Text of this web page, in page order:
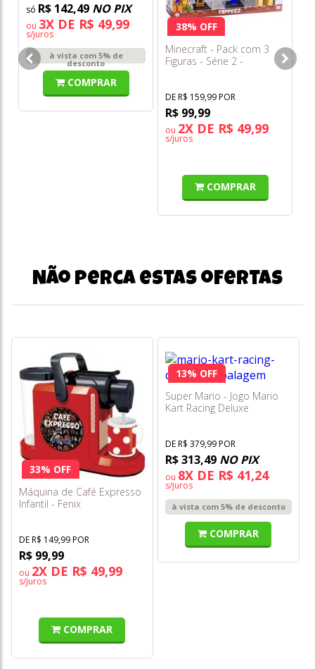
R$ 142,49 NO PIX
ou 3X DE R$ 49,99
s/juros
à vista com 5% de
desconto
COMPRAR
38% OFF
Minecraft - Pack com 3
Figuras - Série 2 -
DE R$ 159,99 POR
R$ 99,99
ou 2X DE R$ 49,99
s/juros
COMPRAR
Não perca estas ofertas
33% OFF
Máquina de Café Expresso
Infantil - Fenix
DE R$ 149,99 POR
R$ 99,99
ou 2X DE R$ 49,99
s/juros
COMPRAR
13% OFF
Super Mario - Jogo Mario
Kart Racing Deluxe
DE R$ 379,99 POR
R$ 313,49 NO PIX
ou 8X DE R$ 41,24
s/juros
à vista com 5% de desconto
COMPRAR